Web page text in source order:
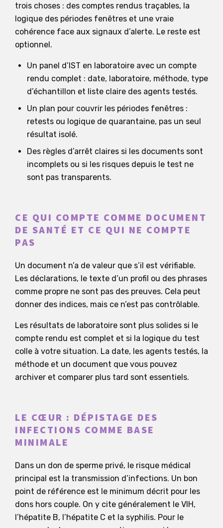
trois choses : des comptes rendus traçables, la
logique des périodes fenêtres et une vraie
cohérence face aux signaux d’alerte. Le reste est
optionnel.
Un panel d’IST en laboratoire avec un compte
rendu complet : date, laboratoire, méthode, type
d’échantillon et liste claire des agents testés.
Un plan pour couvrir les périodes fenêtres :
retests ou logique de quarantaine, pas un seul
résultat isolé.
Des règles d’arrêt claires si les documents sont
incomplets ou si les risques depuis le test ne
sont pas transparents.
CE QUI COMPTE COMME DOCUMENT
DE SANTÉ ET CE QUI NE COMPTE
PAS
Un document n’a de valeur que s’il est vérifiable.
Les déclarations, le texte d’un profil ou des phrases
comme propre ne sont pas des preuves. Cela peut
donner des indices, mais ce n’est pas contrôlable.
Les résultats de laboratoire sont plus solides si le
compte rendu est complet et si la logique du test
colle à votre situation. La date, les agents testés, la
méthode et un document que vous pouvez
archiver et comparer plus tard sont essentiels.
LE CŒUR : DÉPISTAGE DES
INFECTIONS COMME BASE
MINIMALE
Dans un don de sperme privé, le risque médical
principal est la transmission d’infections. Un bon
point de référence est le minimum décrit pour les
dons hors couple. On y cite généralement le VIH,
l’hépatite B, l’hépatite C et la syphilis. Pour le